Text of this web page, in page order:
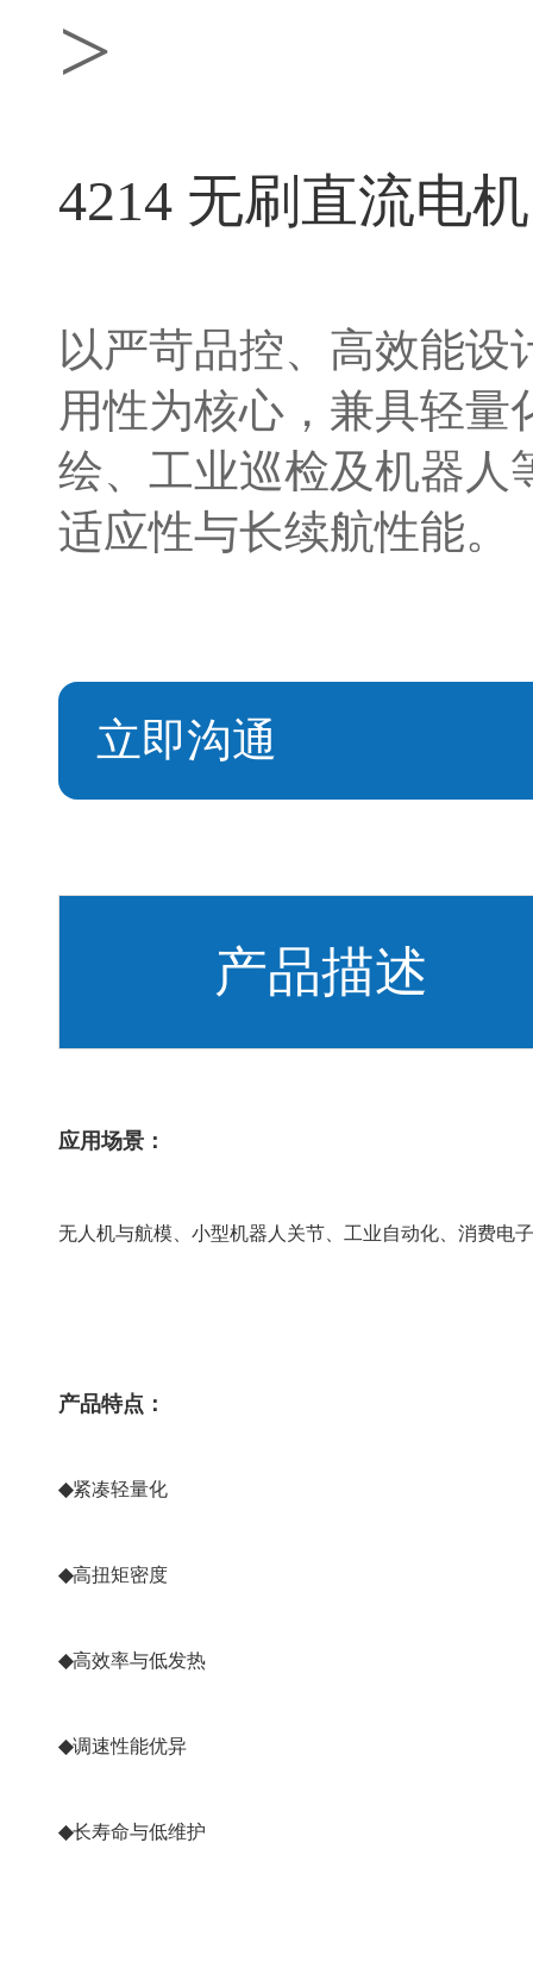
>
4214 无刷直流电机
以严苛品控、高效能
用性为核心，兼具轻
绘、工业巡检及机器人
适应性与长续航性能。
立即沟通
产品描述
应用场景：
无人机与航模、小型机器人关节、工业自动化、消费电
产品特点：
◆紧凑轻量化
◆高扭矩密度
◆高效率与低发热
◆调速性能优异
◆长寿命与低维护